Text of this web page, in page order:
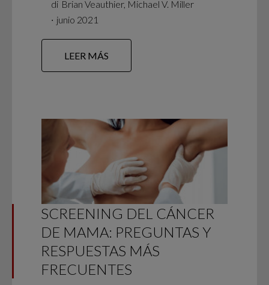
di Brian Veauthier, Michael V. Miller
∙ junio 2021
LEER MÁS
SCREENING DEL CÁNCER
DE MAMA: PREGUNTAS Y
RESPUESTAS MÁS
FRECUENTES